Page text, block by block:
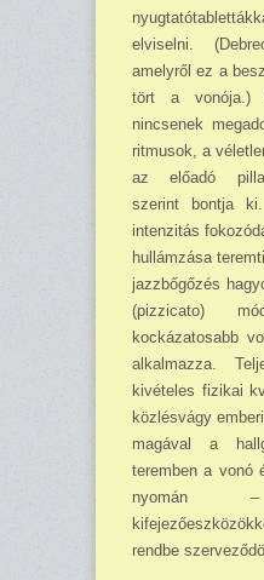
elviselni.
amelyről ez a
tört a vonója.)
nincsenek
ritmusok, a
az előadó
szerint bontja
intenzitás
hullámzása
jazz­bőgő­zés
(pizzicato)
kockázatosabb
alkalmazza.
kivételes fizikai
közlésvágy
magával a
teremben a vonó
nyomán –
rendbe